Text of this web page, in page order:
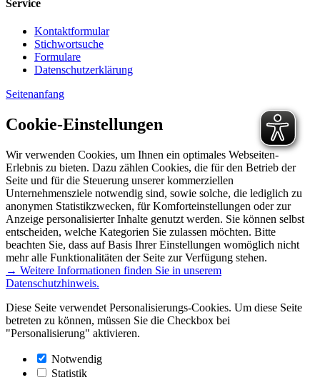
Service
Kontaktformular
Stichwortsuche
Formulare
Datenschutzerklärung
Seitenanfang
Cookie-Einstellungen
Wir verwenden Cookies, um Ihnen ein optimales Webseiten-
Erlebnis zu bieten. Dazu zählen Cookies, die für den Betrieb der
Seite und für die Steuerung unserer kommerziellen
Unternehmensziele notwendig sind, sowie solche, die lediglich zu
anonymen Statistikzwecken, für Komforteinstellungen oder zur
Anzeige personalisierter Inhalte genutzt werden. Sie können selbst
entscheiden, welche Kategorien Sie zulassen möchten. Bitte
beachten Sie, dass auf Basis Ihrer Einstellungen womöglich nicht
mehr alle Funktionalitäten der Seite zur Verfügung stehen.
→ Weitere Informationen finden Sie in unserem
Datenschutzhinweis.
Diese Seite verwendet Personalisierungs-Cookies. Um diese Seite
betreten zu können, müssen Sie die Checkbox bei
"Personalisierung" aktivieren.
Notwendig
Statistik